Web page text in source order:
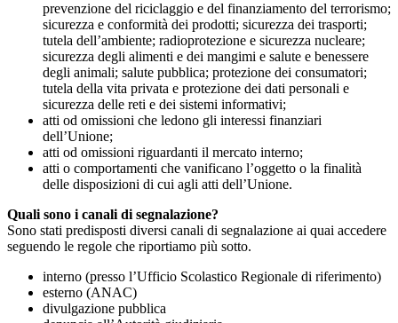
prevenzione del riciclaggio e del finanziamento del terrorismo;
sicurezza e conformità dei prodotti; sicurezza dei trasporti;
tutela dell’ambiente; radioprotezione e sicurezza nucleare;
sicurezza degli alimenti e dei mangimi e salute e benessere
degli animali; salute pubblica; protezione dei consumatori;
tutela della vita privata e protezione dei dati personali e
sicurezza delle reti e dei sistemi informativi;
atti od omissioni che ledono gli interessi finanziari
dell’Unione;
atti od omissioni riguardanti il mercato interno;
atti o comportamenti che vanificano l’oggetto o la finalità
delle disposizioni di cui agli atti dell’Unione.
Quali sono i canali di segnalazione?
Sono stati predisposti diversi canali di segnalazione ai quai accedere
seguendo le regole che riportiamo più sotto.
interno (presso l’Ufficio Scolastico Regionale di riferimento)
esterno (ANAC)
divulgazione pubblica